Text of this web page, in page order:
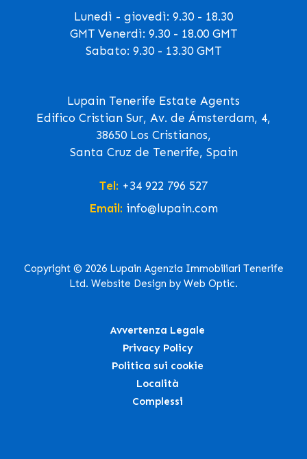
Lunedì - giovedì: 9.30 - 18.30
GMT Venerdì: 9.30 - 18.00 GMT
Sabato: 9.30 - 13.30 GMT
Lupain Tenerife Estate Agents
Edifico Cristian Sur, Av. de Ámsterdam, 4,
38650 Los Cristianos,
Santa Cruz de Tenerife, Spain
Tel: +34 922 796 527
Email: info@lupain.com
Copyright © 2026 Lupain Agenzia Immobiliari Tenerife
Ltd. Website Design by Web Optic.
Avvertenza Legale
Privacy Policy
Politica sui cookie
Località
Complessi